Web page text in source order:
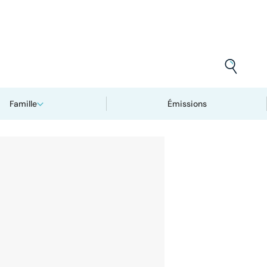
Famille Émissions